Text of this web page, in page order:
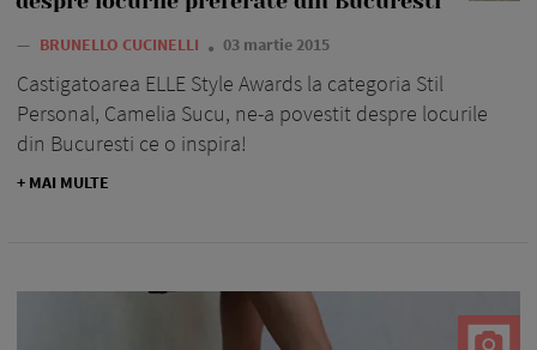
— BRUNELLO CUCINELLI 03 martie 2015
Castigatoarea ELLE Style Awards la categoria Stil
Personal, Camelia Sucu, ne-a povestit despre locurile
din Bucuresti ce o inspira!
+ MAI MULTE